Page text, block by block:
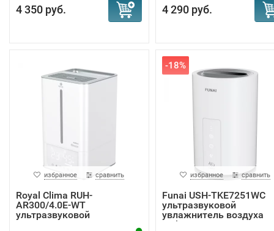
4 350 руб. 4 290 руб.
избранное сравнить
Royal Clima RUH-
AR300/4.0E-WT
ультразвуковой
-18%
избранное сравнить
Funai USH-TKE7251WC
ультразвуковой
увлажнитель воздуха
Taiko